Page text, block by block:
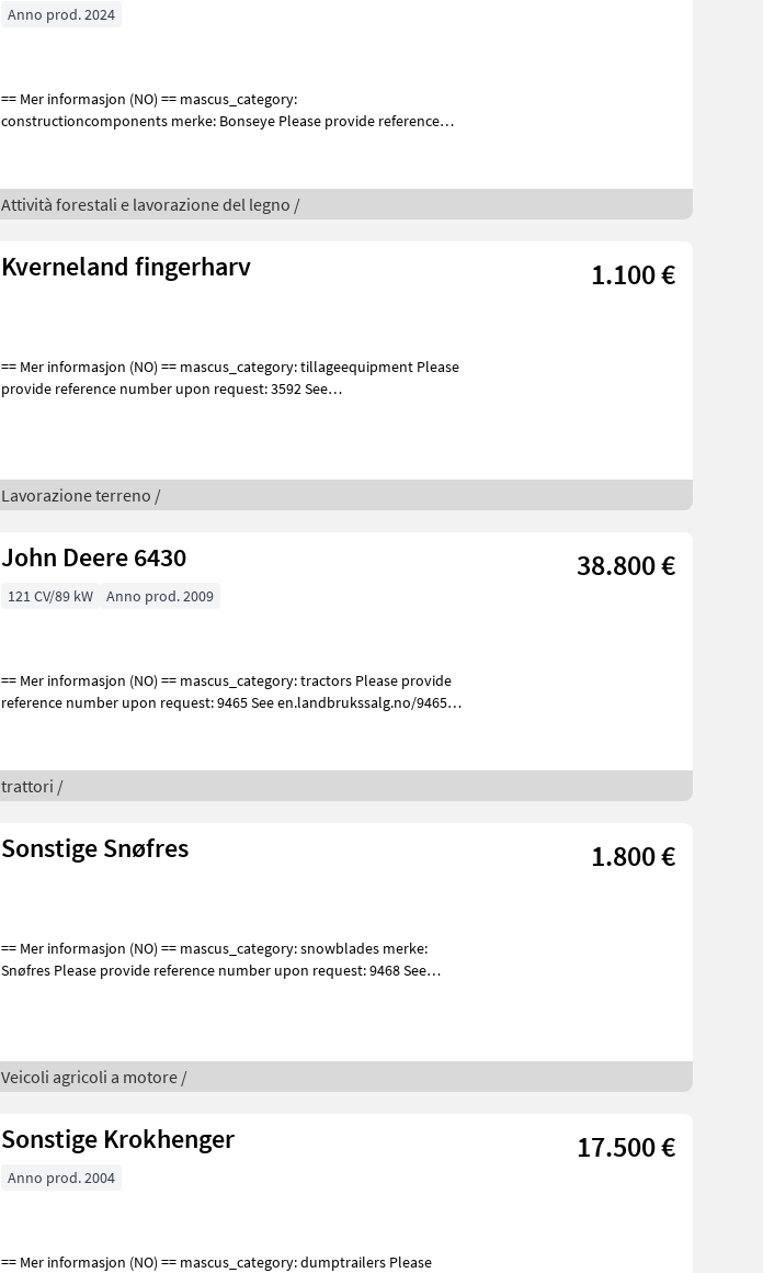
Anno prod. 2024
== Mer informasjon (NO) == mascus_category:
constructioncomponents merke: Bonseye Please provide reference
Attività forestali e lavorazione del legno /
Kverneland fingerharv 1.100 €
== Mer informasjon (NO) == mascus_category: tillageequipment Please
provide reference number upon request: 3592 See
Lavorazione terreno /
John Deere 6430 38.800 €
121 CV/89 kW Anno prod. 2009
== Mer informasjon (NO) == mascus_category: tractors Please provide
reference number upon request: 9465 See en.landbrukssalg.no/9465
trattori /
Sonstige Snøfres 1.800 €
== Mer informasjon (NO) == mascus_category: snowblades merke:
Snøfres Please provide reference number upon request: 9468 See
Veicoli agricoli a motore /
Sonstige Krokhenger 17.500 €
Anno prod. 2004
== Mer informasjon (NO) == mascus_category: dumptrailers Please